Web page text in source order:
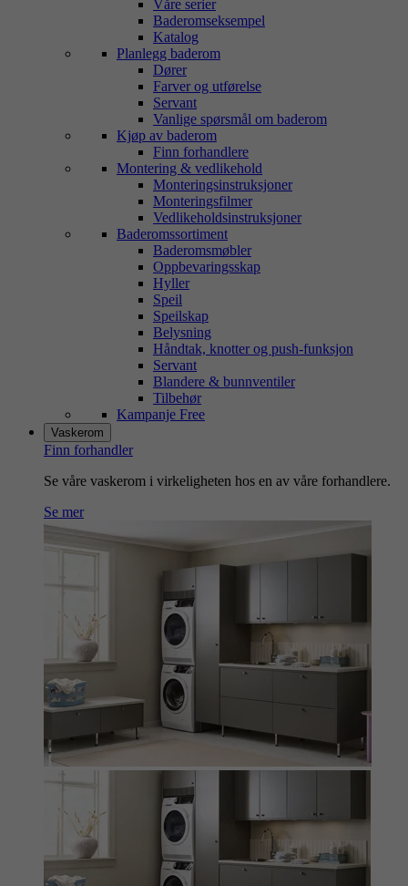
Våre serier
Baderomseksempel
Katalog
Planlegg baderom
Dører
Farver og utførelse
Servant
Vanlige spørsmål om baderom
Kjøp av baderom
Finn forhandlere
Montering & vedlikehold
Monteringsinstruksjoner
Monteringsfilmer
Vedlikeholdsinstruksjoner
Baderomssortiment
Baderomsmøbler
Oppbevaringsskap
Hyller
Speil
Speilskap
Belysning
Håndtak, knotter og push-funksjon
Servant
Blandere & bunnventiler
Tilbehør
Kampanje Free
Vaskerom
Finn forhandler
Se våre vaskerom i virkeligheten hos en av våre forhandlere.
Se mer